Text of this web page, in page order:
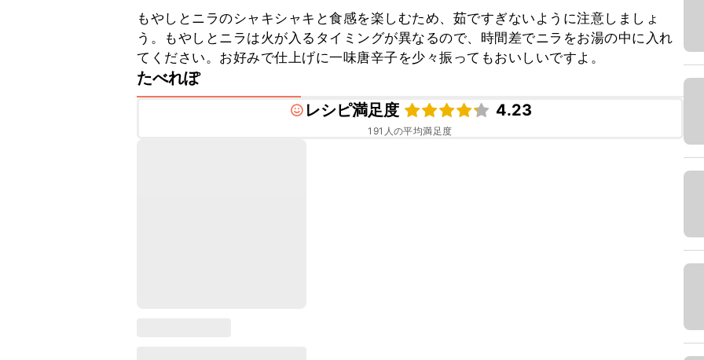
もやしとニラのシャキシャキと食感を楽しむため、茹ですぎないように注意しましょ
う。もやしとニラは火が入るタイミングが異なるので、時間差でニラをお湯の中に入れ
てください。お好みで仕上げに一味唐辛子を少々振ってもおいしいですよ。
たべれぽ
レシピ満足度
4.23
191 人の平均満足度